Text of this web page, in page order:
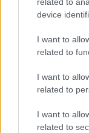
device
I want to
related to
I want to
related to
I want to
related to
Bottas
júniusi poszt
elkezdjenek
kicsit fel is
kötöttem meg